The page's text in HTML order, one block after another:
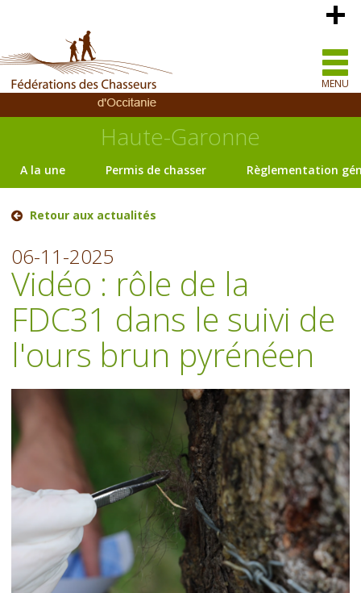
MENU
Haute-Garonne
A la une Permis de chasser Règlementation
Retour aux actualités
06-11-2025
Vidéo : rôle de la
FDC31 dans le suivi de
l'ours brun pyrénéen